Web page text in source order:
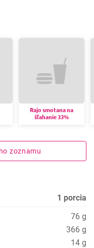
Rajo smotana na
šľahanie 33%
zoznamu
1 porcia
76 g
366 g
14 g